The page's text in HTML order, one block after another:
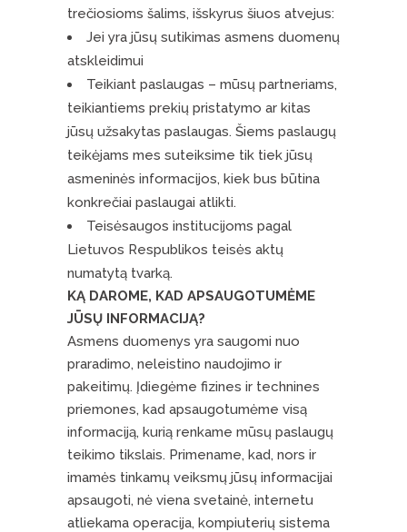
trečiosioms šalims, išskyrus šiuos atvejus:
Jei yra jūsų sutikimas asmens duomenų
atskleidimui
Teikiant paslaugas – mūsų partneriams,
teikiantiems prekių pristatymo ar kitas
jūsų užsakytas paslaugas. Šiems paslaugų
teikėjams mes suteiksime tik tiek jūsų
asmeninės informacijos, kiek bus būtina
konkrečiai paslaugai atlikti.
Teisėsaugos institucijoms pagal
Lietuvos Respublikos teisės aktų
numatytą tvarką.
KĄ DAROME, KAD APSAUGOTUMĖME
JŪSŲ INFORMACIJĄ?
Asmens duomenys yra saugomi nuo
praradimo, neleistino naudojimo ir
pakeitimų. Įdiegėme fizines ir technines
priemones, kad apsaugotumėme visą
informaciją, kurią renkame mūsų paslaugų
teikimo tikslais. Primename, kad, nors ir
imamės tinkamų veiksmų jūsų informacijai
apsaugoti, nė viena svetainė, internetu
atliekama operacija, kompiuterių sistema